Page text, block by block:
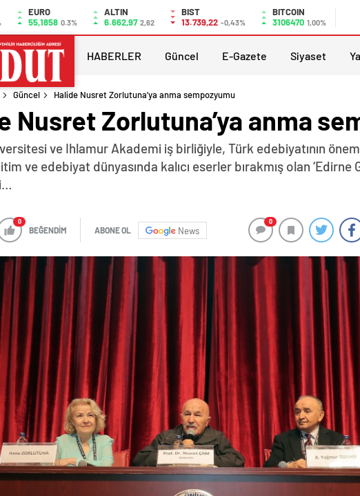
EURO
55,1858 0.3%
ALTIN
6.662,97 2,62
BIST
13.739,22 -0,43%
BITCOIN
3106470 1,00%
HABERLER Güncel E-Gazete Siyaset
Güncel Halide Nusret Zorlutuna’ya anma sempozyumu
Nusret Zorlutuna’ya anma
ve Ihlamur Akademi iş birliğiyle, Türk edebiyatının
ve edebiyat dünyasında kalıcı eserler bırakmış olan
0
BEĞENDİM ABONE OL News
0